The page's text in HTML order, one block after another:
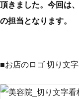
頂きました。今回は
の担当となります。
■お店のロゴ 切り文